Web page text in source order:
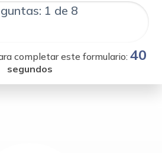
1 de 8
completar este formulario: 40
segundos